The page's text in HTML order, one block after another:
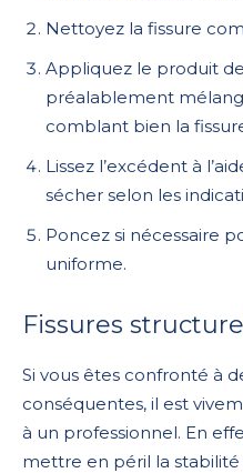
Nettoyez la fissure
Appliquez le produit
préalablement
comblant bien la
Lissez l’excédent à
sécher selon les
Poncez si nécessaire
uniforme.
Fissures
Si vous êtes confronté à
conséquentes, il est
à un professionnel. En
mettre en péril la